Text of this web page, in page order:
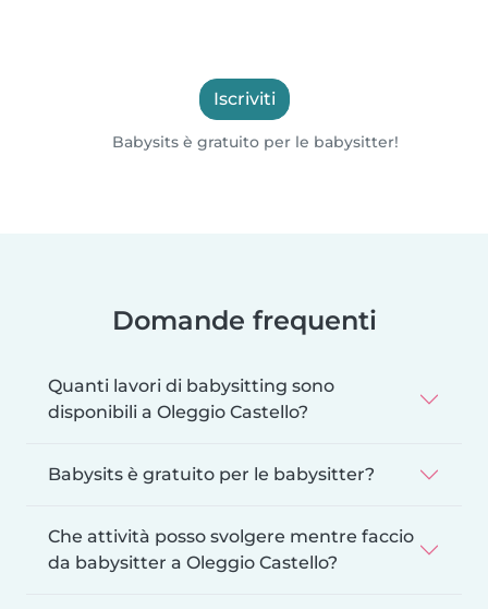
Iscriviti
Babysits è gratuito per le babysitter!
Domande frequenti
Quanti lavori di babysitting sono
disponibili a Oleggio Castello?
Babysits è gratuito per le babysitter?
Che attività posso svolgere mentre faccio
da babysitter a Oleggio Castello?